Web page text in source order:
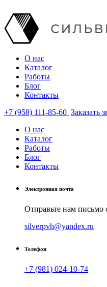
О нас
Каталог
Работы
Блог
Контакты
+7 (958) 111-85-60 Заказать
О нас
Каталог
Работы
Блог
Контакты
Электронная почта
Отправьте нам письмо
silverpvh@yandex.ru
Телефон
+7 (981) 024-10-74